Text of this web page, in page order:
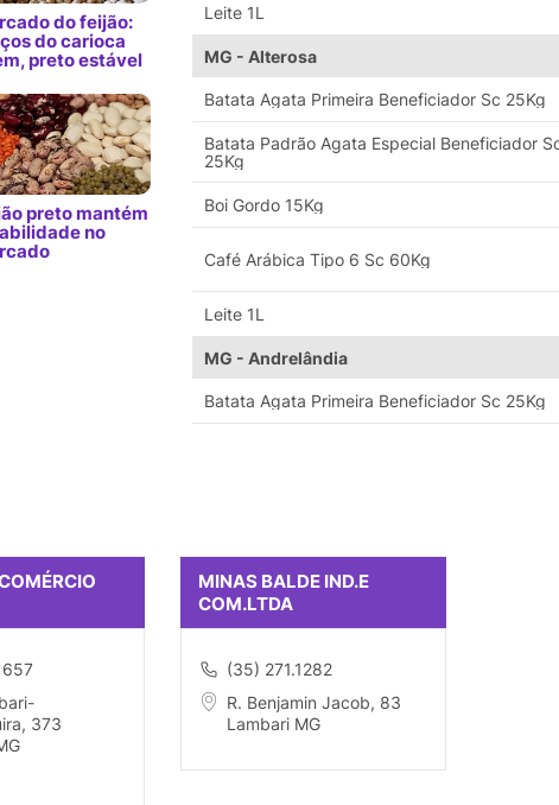
do feijão:
do carioca
preto estável
preto mantém
no
Leite 1L
MG - Alterosa
Batata Agata Primeira Beneficiador Sc 25Kg
Batata Padrão Agata Especial Beneficiador
25Kg
Boi Gordo 15Kg
Café Arábica Tipo 6 Sc 60Kg
Leite 1L
MG - Andrelândia
Batata Agata Primeira Beneficiador Sc 25Kg
373
MINAS BALDE IND.E
COM.LTDA
(35) 271.1282
R. Benjamin Jacob, 83
Lambari MG